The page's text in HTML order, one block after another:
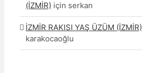
(İZMİR) için serkan
İZMİR RAKISI YAŞ ÜZÜM (İZMİR)
karakocaoğlu